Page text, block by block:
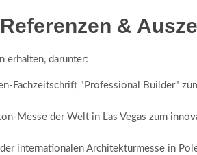
Referenzen &
erhalten, darunter:
Fachzeitschrift "Professional Builder"
Messe der Welt in Las Vegas zum
internationalen Architekturmesse in